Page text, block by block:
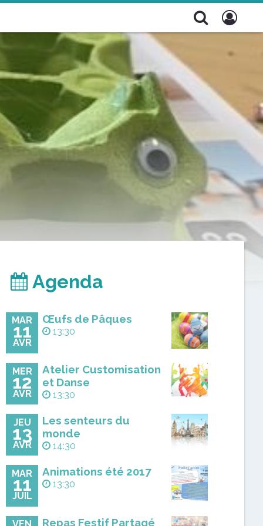
Agenda
MAR
11
AVR
Œufs de Pâques
13:30
MER
12
AVR
Atelier Customisation
et Danse
13:30
JEU
13
AVR
Les senteurs du
monde
14:30
MAR
11
JUIL
Animations été 2017
13:30
Repas Festif Partagé